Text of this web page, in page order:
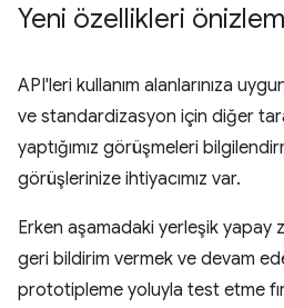
Yeni özellikleri
API'leri kullanım alanlarınıza
ve standardizasyon için diğer
yaptığımız görüşmeleri
görüşlerinize ihtiyacımız var.
Erken aşamadaki yerleşik yapay
geri bildirim vermek ve devam
prototipleme yoluyla test etme